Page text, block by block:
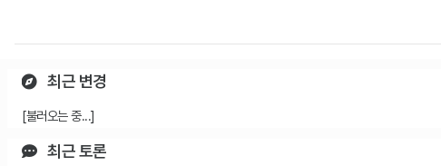
최근 변경
[불러오는 중...]
최근 토론